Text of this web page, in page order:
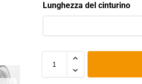
Lunghezza del cinturino